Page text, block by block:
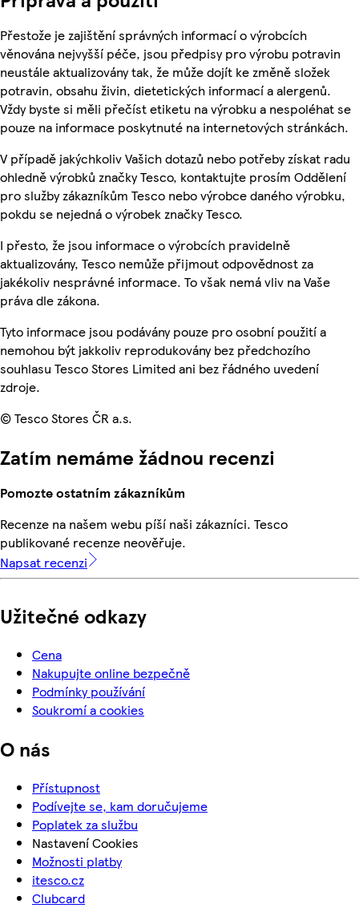
Přestože je zajištění správných informací o výrobcích
věnována nejvyšší péče, jsou předpisy pro výrobu potravin
neustále aktualizovány tak, že může dojít ke změně složek
potravin, obsahu živin, dietetických informací a alergenů.
Vždy byste si měli přečíst etiketu na výrobku a nespoléhat se
pouze na informace poskytnuté na internetových stránkách.
V případě jakýchkoliv Vašich dotazů nebo potřeby získat radu
ohledně výrobků značky Tesco, kontaktujte prosím Oddělení
pro služby zákazníkům Tesco nebo výrobce daného výrobku,
pokdu se nejedná o výrobek značky Tesco.
I přesto, že jsou informace o výrobcích pravidelně
aktualizovány, Tesco nemůže přijmout odpovědnost za
jakékoliv nesprávné informace. To však nemá vliv na Vaše
práva dle zákona.
Tyto informace jsou podávány pouze pro osobní použití a
nemohou být jakkoliv reprodukovány bez předchozího
souhlasu Tesco Stores Limited ani bez řádného uvedení
zdroje.
© Tesco Stores ČR a.s.
Zatím nemáme žádnou recenzi
Pomozte ostatním zákazníkům
Recenze na našem webu píší naši zákazníci. Tesco
publikované recenze neověřuje.
Napsat recenzi
Užitečné odkazy
Cena
Nakupujte online bezpečně
Podmínky používání
Soukromí a cookies
O nás
Přístupnost
Podívejte se, kam doručujeme
Poplatek za službu
Nastavení Cookies
Možnosti platby
itesco.cz
Clubcard